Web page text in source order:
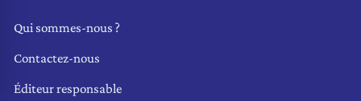
Qui sommes-nous ?
Contactez-nous
Éditeur responsable